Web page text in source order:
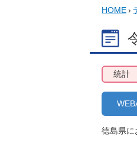
HOME›
統計
徳島県に